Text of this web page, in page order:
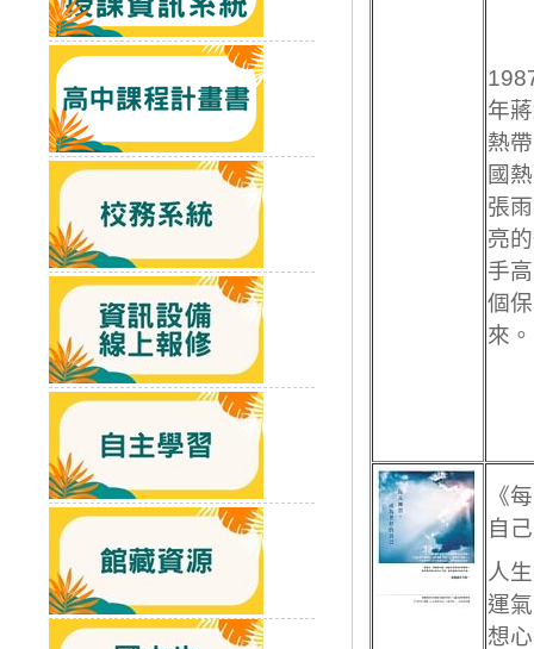
年
熱
國
張
亮
手
個
來。
《
自
人
運
想